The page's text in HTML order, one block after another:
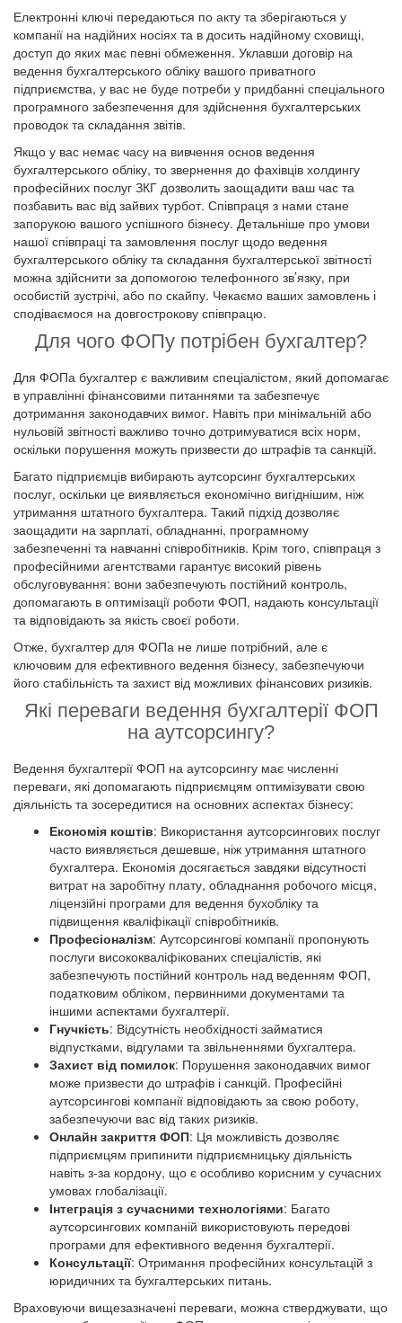
Електронні ключі передаються по акту та зберігаються у
компанії на надійних носіях та в досить надійному сховищі,
доступ до яких має певні обмеження. Уклавши договір на
ведення бухгалтерського обліку вашого приватного
підприємства, у вас не буде потреби у придбанні спеціального
програмного забезпечення для здійснення бухгалтерських
проводок та складання звітів.
Якщо у вас немає часу на вивчення основ ведення
бухгалтерського обліку, то звернення до фахівців холдингу
професійних послуг ЗКГ дозволить заощадити ваш час та
позбавить вас від зайвих турбот. Співпраця з нами стане
запорукою вашого успішного бізнесу. Детальніше про умови
нашої співпраці та замовлення послуг щодо ведення
бухгалтерського обліку та складання бухгалтерської звітності
можна здійснити за допомогою телефонного зв’язку, при
особистій зустрічі, або по скайпу. Чекаємо ваших замовлень і
сподіваємося на довгострокову співпрацю.
Для чого ФОПу потрібен бухгалтер?
Для ФОПа бухгалтер є важливим спеціалістом, який допомагає
в управлінні фінансовими питаннями та забезпечує
дотримання законодавчих вимог. Навіть при мінімальній або
нульовій звітності важливо точно дотримуватися всіх норм,
оскільки порушення можуть призвести до штрафів та санкцій.
Багато підприємців вибирають аутсорсинг бухгалтерських
послуг, оскільки це виявляється економічно вигіднішим, ніж
утримання штатного бухгалтера. Такий підхід дозволяє
заощадити на зарплаті, обладнанні, програмному
забезпеченні та навчанні співробітників. Крім того, співпраця з
професійними агентствами гарантує високий рівень
обслуговування: вони забезпечують постійний контроль,
допомагають в оптимізації роботи ФОП, надають консультації
та відповідають за якість своєї роботи.
Отже, бухгалтер для ФОПа не лише потрібний, але є
ключовим для ефективного ведення бізнесу, забезпечуючи
його стабільність та захист від можливих фінансових ризиків.
Які переваги ведення бухгалтерії ФОП
на аутсорсингу?
Ведення бухгалтерії ФОП на аутсорсингу має численні
переваги, які допомагають підприємцям оптимізувати свою
діяльність та зосередитися на основних аспектах бізнесу:
Економія коштів: Використання аутсорсингових послуг
часто виявляється дешевше, ніж утримання штатного
бухгалтера. Економія досягається завдяки відсутності
витрат на заробітну плату, обладнання робочого місця,
ліцензійні програми для ведення бухобліку та
підвищення кваліфікації співробітників.
Професіоналізм: Аутсорсингові компанії пропонують
послуги висококваліфікованих спеціалістів, які
забезпечують постійний контроль над веденням ФОП,
податковим обліком, первинними документами та
іншими аспектами бухгалтерії.
Гнучкість: Відсутність необхідності займатися
відпустками, відгулами та звільненнями бухгалтера.
Захист від помилок: Порушення законодавчих вимог
може призвести до штрафів і санкцій. Професійні
аутсорсингові компанії відповідають за свою роботу,
забезпечуючи вас від таких ризиків.
Онлайн закриття ФОП: Ця можливість дозволяє
підприємцям припинити підприємницьку діяльність
навіть з-за кордону, що є особливо корисним у сучасних
умовах глобалізації.
Інтеграція з сучасними технологіями: Багато
аутсорсингових компаній використовують передові
програми для ефективного ведення бухгалтерії.
Консультації: Отримання професійних консультацій з
юридичних та бухгалтерських питань.
Враховуючи вищезазначені переваги, можна стверджувати, що